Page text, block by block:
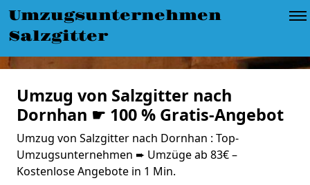
Umzugsunternehmen
Salzgitter
Umzug von Salzgitter nach
Dornhan ☛ 100 % Gratis-Angebot
Umzug von Salzgitter nach Dornhan : Top-
Umzugsunternehmen ➨ Umzüge ab 83€ –
Kostenlose Angebote in 1 Min.